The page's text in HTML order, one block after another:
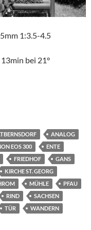
1:3.5-4.5
bei 21°
ANALOG
EOS 300
ENTE
FRIEDHOF
GANS
KIRCHE ST. GEORG
MÜHLE
PFAU
RIND
SACHSEN
TÜR
WANDERN